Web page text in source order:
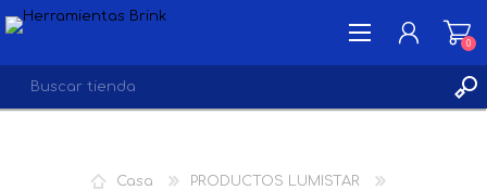
INICIA SESIÓN
0
Casa
PRODUCTOS LUMISTAR